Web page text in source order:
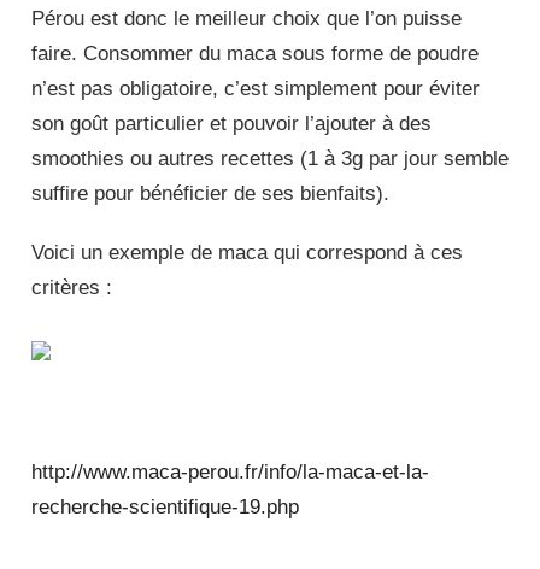
Pérou est donc le meilleur choix que l’on puisse
faire. Consommer du maca sous forme de poudre
n’est pas obligatoire, c’est simplement pour éviter
son goût particulier et pouvoir l’ajouter à des
smoothies ou autres recettes (1 à 3g par jour semble
suffire pour bénéficier de ses bienfaits).
Voici un exemple de maca qui correspond à ces
critères :
http://www.maca-perou.fr/info/la-maca-et-la-
recherche-scientifique-19.php